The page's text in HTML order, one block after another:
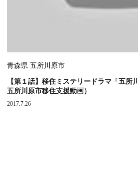
青森県 五所川原市
【第１話】移住ミステリードラマ「五所
五所川原市移住支援動画）
2017.7.26